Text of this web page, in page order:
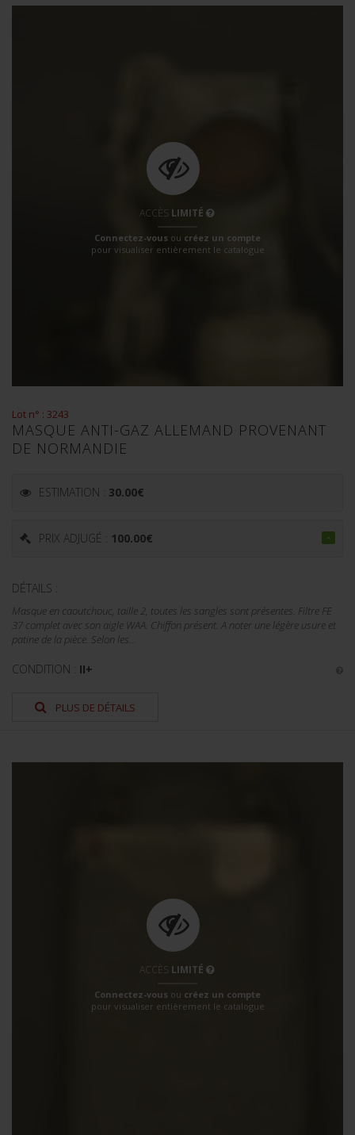
ACCÈS LIMITÉ
Connectez-vous ou créez un compte
pour visualiser entièrement le catalogue
Lot n° : 3243
MASQUE ANTI-GAZ ALLEMAND PROVENANT
DE NORMANDIE
ESTIMATION : 30.00€
PRIX ADJUGÉ : 100.00€
DÉTAILS :
Masque en caoutchouc, taille 2, toutes les sangles sont présentes. Filtre FE
37 complet avec son aigle WAA. Chiffon présent. A noter une légère usure et
patine de la pièce. Selon les...
CONDITION : II+
PLUS DE DÉTAILS
ACCÈS LIMITÉ
Connectez-vous ou créez un compte
pour visualiser entièrement le catalogue